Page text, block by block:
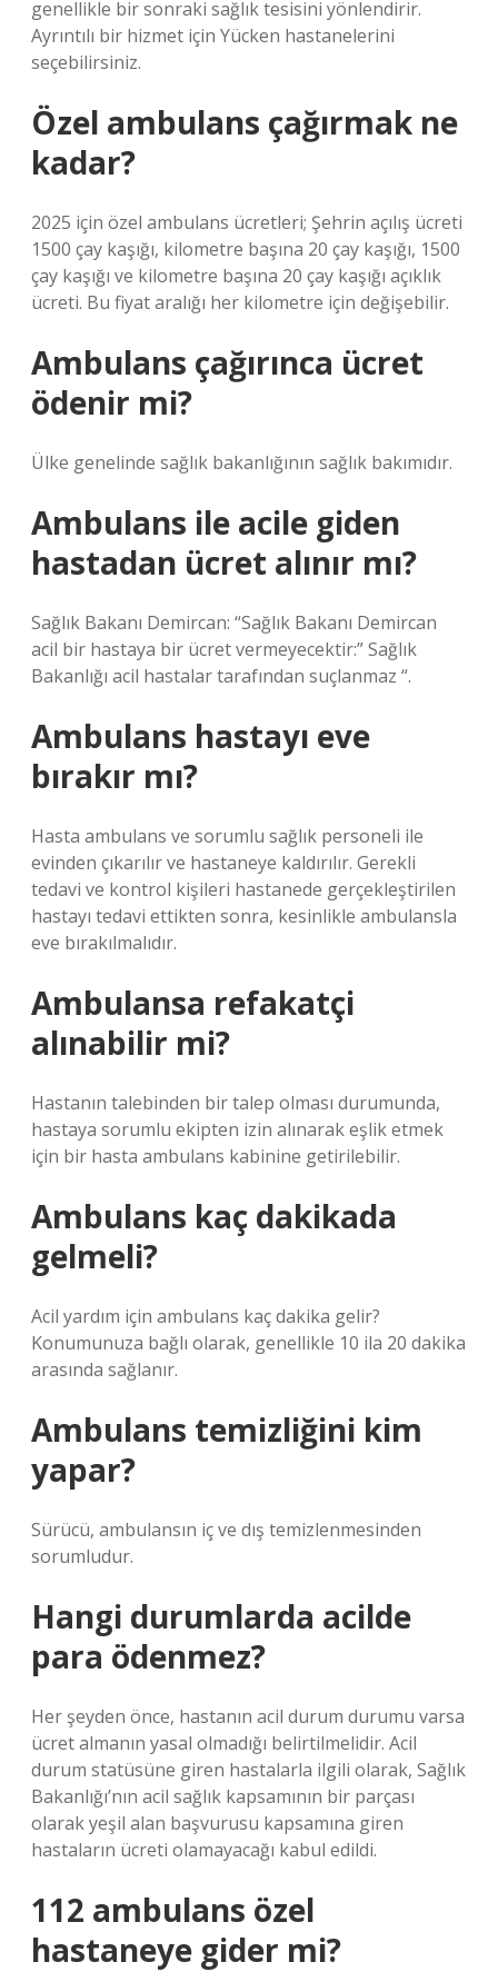
genellikle bir sonraki sağlık tesisini yönlendirir.
Ayrıntılı bir hizmet için Yücken hastanelerini
seçebilirsiniz.
Özel ambulans çağırmak ne
kadar?
2025 için özel ambulans ücretleri; Şehrin açılış ücreti
1500 çay kaşığı, kilometre başına 20 çay kaşığı, 1500
çay kaşığı ve kilometre başına 20 çay kaşığı açıklık
ücreti. Bu fiyat aralığı her kilometre için değişebilir.
Ambulans çağırınca ücret
ödenir mi?
Ülke genelinde sağlık bakanlığının sağlık bakımıdır.
Ambulans ile acile giden
hastadan ücret alınır mı?
Sağlık Bakanı Demircan: “Sağlık Bakanı Demircan
acil bir hastaya bir ücret vermeyecektir:” Sağlık
Bakanlığı acil hastalar tarafından suçlanmaz “.
Ambulans hastayı eve
bırakır mı?
Hasta ambulans ve sorumlu sağlık personeli ile
evinden çıkarılır ve hastaneye kaldırılır. Gerekli
tedavi ve kontrol kişileri hastanede gerçekleştirilen
hastayı tedavi ettikten sonra, kesinlikle ambulansla
eve bırakılmalıdır.
Ambulansa refakatçi
alınabilir mi?
Hastanın talebinden bir talep olması durumunda,
hastaya sorumlu ekipten izin alınarak eşlik etmek
için bir hasta ambulans kabinine getirilebilir.
Ambulans kaç dakikada
gelmeli?
Acil yardım için ambulans kaç dakika gelir?
Konumunuza bağlı olarak, genellikle 10 ila 20 dakika
arasında sağlanır.
Ambulans temizliğini kim
yapar?
Sürücü, ambulansın iç ve dış temizlenmesinden
sorumludur.
Hangi durumlarda acilde
para ödenmez?
Her şeyden önce, hastanın acil durum durumu varsa
ücret almanın yasal olmadığı belirtilmelidir. Acil
durum statüsüne giren hastalarla ilgili olarak, Sağlık
Bakanlığı’nın acil sağlık kapsamının bir parçası
olarak yeşil alan başvurusu kapsamına giren
hastaların ücreti olamayacağı kabul edildi.
112 ambulans özel
hastaneye gider mi?